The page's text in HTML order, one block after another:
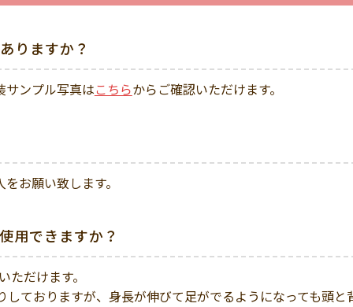
りますか？
サンプル写真はこちらからご確認いただけます。
お願い致します。
用できますか？
だけます。
ておりますが、身長が伸びて足がでるようになっても頭